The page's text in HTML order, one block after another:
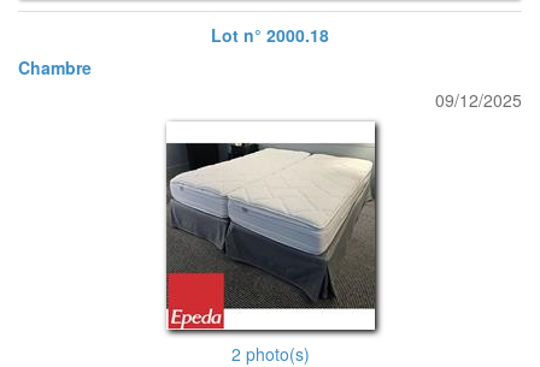
Lot n° 2000.18
Chambre
09/12/2025
2 photo(s)